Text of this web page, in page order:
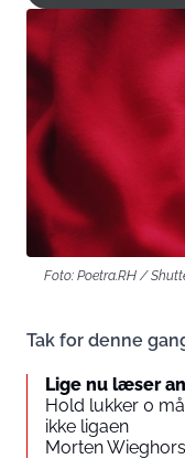
Foto: Poetra.RH /
Tak for denne
Lige nu læser
Hold lukker 0
ikke ligaen
Morten